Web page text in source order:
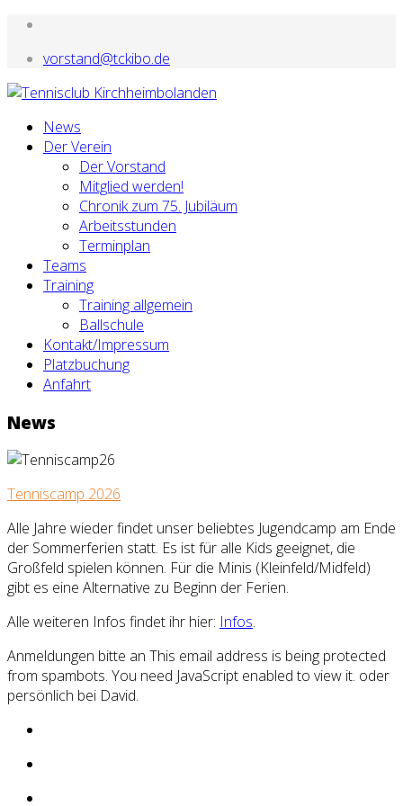
vorstand@tckibo.de
News
Der Verein
Der Vorstand
Mitglied werden!
Chronik zum 75. Jubiläum
Arbeitsstunden
Terminplan
Teams
Training
Training allgemein
Ballschule
Kontakt/Impressum
Platzbuchung
Anfahrt
News
Tenniscamp 2026
Alle Jahre wieder findet unser beliebtes Jugendcamp am Ende
der Sommerferien statt. Es ist für alle Kids geeignet, die
Großfeld spielen können. Für die Minis (Kleinfeld/Midfeld)
gibt es eine Alternative zu Beginn der Ferien.
Alle weiteren Infos findet ihr hier: Infos.
Anmeldungen bitte an This email address is being protected
from spambots. You need JavaScript enabled to view it. oder
persönlich bei David.